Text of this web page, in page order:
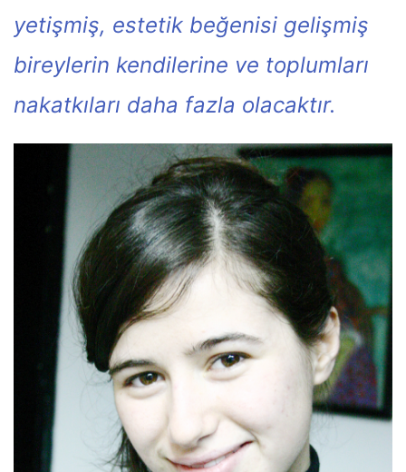
yetişmiş, estetik beğenisi gelişmiş
bireylerin kendilerine ve toplumları
nakatkıları daha fazla olacaktır.